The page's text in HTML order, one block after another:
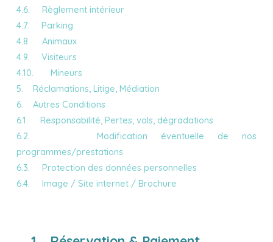
4.6. Règlement intérieur
4.7. Parking
4.8. Animaux
4.9. Visiteurs
4.10. Mineurs
5. Réclamations, Litige, Médiation
6. Autres Conditions
6.1. Responsabilité, Pertes, vols, dégradations
6.2. Modification éventuelle de nos
programmes/prestations
6.3. Protection des données personnelles
6.4. Image / Site internet / Brochure